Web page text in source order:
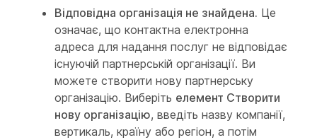
Відповідна організація не знайдена. Це
означає, що контактна електронна
адреса для надання послуг не відповідає
існуючій партнерській організації. Ви
можете створити нову партнерську
організацію. Виберіть елемент Створити
нову організацію, введіть назву компанії,
вертикаль, країну або регіон, а потім